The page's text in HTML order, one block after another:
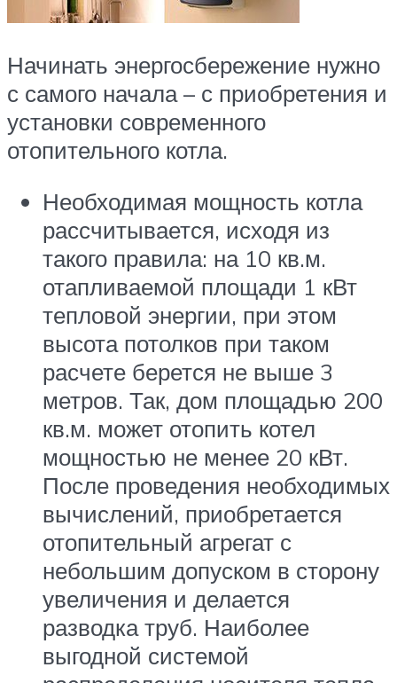
Начинать энергосбережение нужно
с самого начала – с приобретения и
установки современного
отопительного котла.
Необходимая мощность котла
рассчитывается, исходя из
такого правила: на 10 кв.м.
отапливаемой площади 1 кВт
тепловой энергии, при этом
высота потолков при таком
расчете берется не выше 3
метров. Так, дом площадью 200
кв.м. может отопить котел
мощностью не менее 20 кВт.
После проведения необходимых
вычислений, приобретается
отопительный агрегат с
небольшим допуском в сторону
увеличения и делается
разводка труб. Наиболее
выгодной системой